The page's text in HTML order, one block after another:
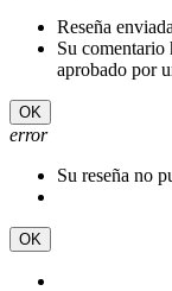
Reseña enviada
Su comentario
aprobado por
OK
error
Su reseña no
OK